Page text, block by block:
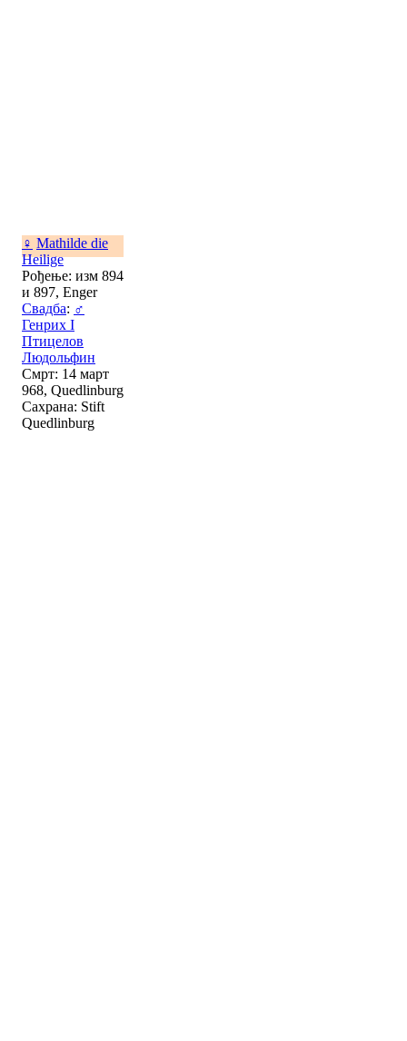
♀ Mathilde die
Heilige
Рођење: изм 894
и 897, Enger
Свадба: ♂
Генрих I
Птицелов
Людольфин
Смрт: 14 март
968, Quedlinburg
Сахрана: Stift
Quedlinburg